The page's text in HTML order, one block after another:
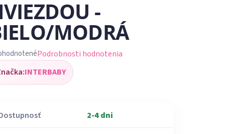
-
MODRÁ
Podrobnosti hodnotenia
INTERBABY
2-4 dni